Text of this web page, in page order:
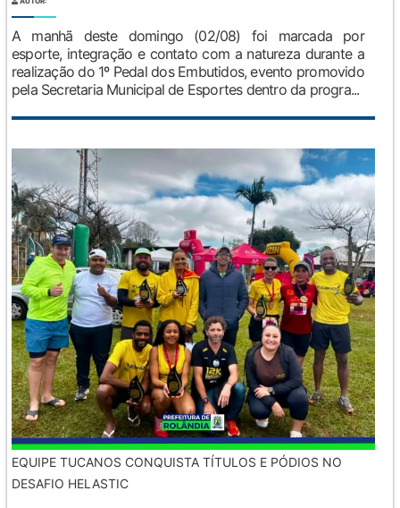
A manhã deste domingo (02/08) foi marcada por
esporte, integração e contato com a natureza durante a
realização do 1º Pedal dos Embutidos, evento promovido
pela Secretaria Municipal de Esportes dentro da progra...
EQUIPE TUCANOS CONQUISTA TÍTULOS E PÓDIOS NO
DESAFIO HELASTIC